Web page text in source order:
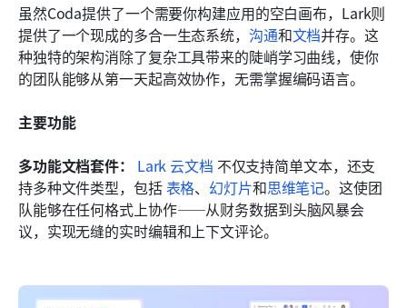
虽然Coda提供了一个需要你构建应用的空白画布，Lark则
提供了一个现成的多合一生态系统， 沟通和文档并存。这
种独特的架构消除了复杂工具带来的陡峭学习曲线，使你
的团队能够从第一天起高效协作，无需掌握编码语言。
主要功能
多功能文档套件：
Lark 云文档 不仅支持简单文本，还支
持多种文件类型，包括 表格、 幻灯片和思维笔记。这使团
队能够在任何格式上协作——从财务数据到头脑风暴会
议，实现无缝的实时编辑和上下文评论。